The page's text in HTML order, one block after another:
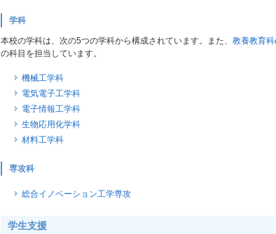
学科
本校の学科は、次の5つの学科から構成されています。また、 教養教育科
の科目を担当しています。
機械工学科
電気電子工学科
電子情報工学科
生物応用化学科
材料工学科
専攻科
総合イノベーション工学専攻
学生支援